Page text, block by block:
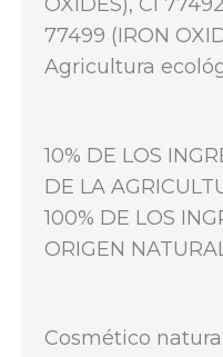
77499 (IRON
Agricultura
10% DE LOS
DE LA
100% DE LOS
ORIGEN
Cosmético